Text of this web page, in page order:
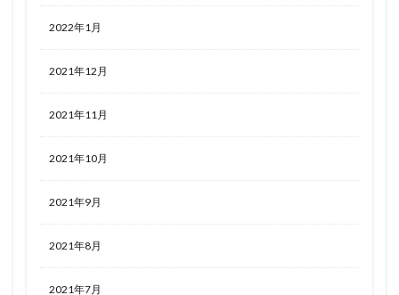
2022年1月
2021年12月
2021年11月
2021年10月
2021年9月
2021年8月
2021年7月